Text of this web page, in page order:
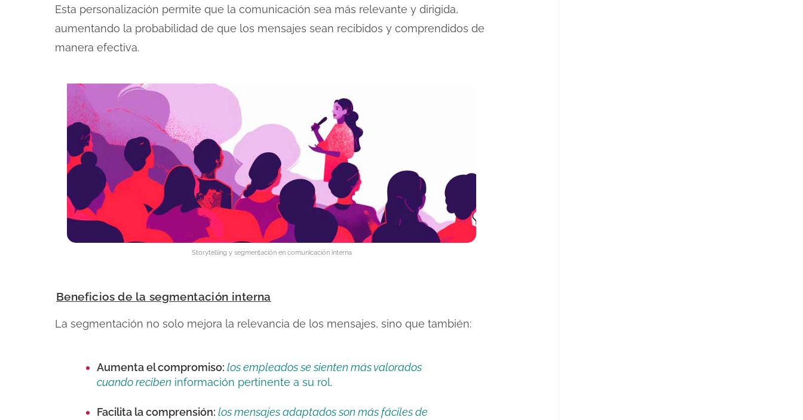
Esta personalización permite que la comunicación sea más relevante y dirigida,
aumentando la probabilidad de que los mensajes sean recibidos y comprendidos de
manera efectiva.
Storytelling y segmentación en comunicación interna
Beneficios de la segmentación interna
La segmentación no solo mejora la relevancia de los mensajes, sino que también:
Aumenta el compromiso: los empleados se sienten más valorados
cuando reciben información pertinente a su rol.
Facilita la comprensión: los mensajes adaptados son más fáciles de